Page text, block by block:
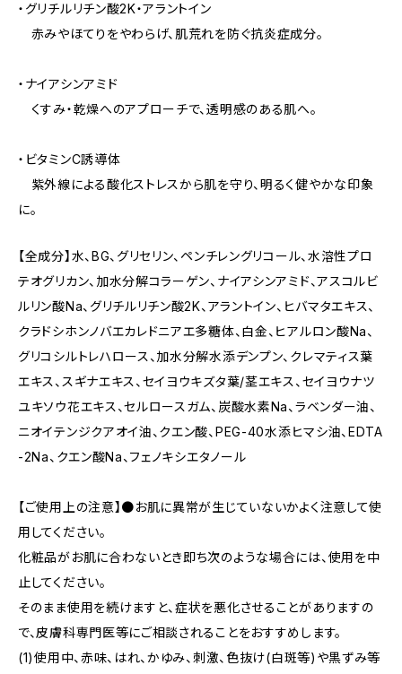
・グリチルリチン酸2K・アラントイン
赤みやほてりをやわらげ、肌荒れを防ぐ抗炎症成分。
・ナイアシンアミド
くすみ・乾燥へのアプローチで、透明感のある肌へ。
・ビタミンC誘導体
紫外線による酸化ストレスから肌を守り、明るく健やかな印象
に。
【全成分】水、BG、グリセリン、ペンチレングリコール、水溶性プロ
テオグリカン、加水分解コラーゲン、ナイアシンアミド、アスコルビ
ルリン酸Na、グリチルリチン酸2K、アラントイン、ヒバマタエキス、
クラドシホンノバエカレドニアエ多糖体、白金、ヒアルロン酸Na、
グリコシルトレハロース、加水分解水添デンプン、クレマティス葉
エキス、スギナエキス、セイヨウキズタ葉/茎エキス、セイヨウナツ
ユキソウ花エキス、セルロースガム、炭酸水素Na、ラベンダー油、
ニオイテンジクアオイ油、クエン酸、PEG-40水添ヒマシ油、EDTA
-2Na、クエン酸Na、フェノキシエタノール
【ご使用上の注意】●お肌に異常が生じていないかよく注意して使
用してください。
化粧品がお肌に合わないとき即ち次のような場合には、使用を中
止してください。
そのまま使用を続けますと、症状を悪化させることがありますの
で、皮膚科専門医等にご相談されることをおすすめします。
(1)使用中、赤味、はれ、かゆみ、刺激、色抜け(白斑等)や黒ずみ等